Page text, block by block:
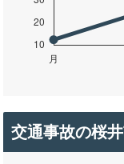
交通事故の桜